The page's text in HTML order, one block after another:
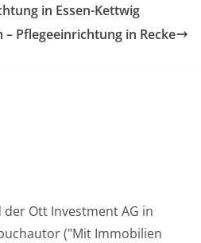
in Essen-Kettwig
– Pflegeeinrichtung in Recke
Ott Investment AG in
("Mit Immobilien